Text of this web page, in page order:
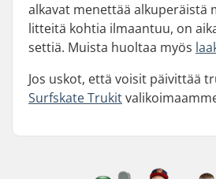
alkavat menettää alkuperäistä
litteitä kohtia ilmaantuu, on
settiä. Muista huoltaa myös
Jos uskot, että voisit päivittää
Surfskate Trukit